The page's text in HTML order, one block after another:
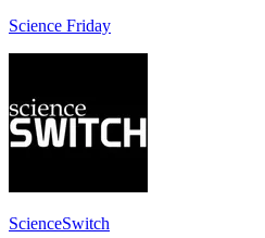
Science Friday
ScienceSwitch